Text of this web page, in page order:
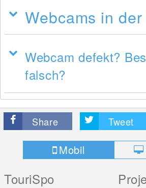
Webcams in
Webcam defekt?
falsch?
Share Tweet
Mobil
TouriSpo